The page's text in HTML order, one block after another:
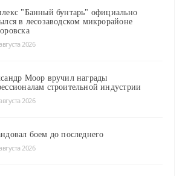
"Банный бунтарь" официально
в лесозаводском микрорайоне
2026
Моор вручил награды
строительной индустрии
2026
боем до последнего
2026